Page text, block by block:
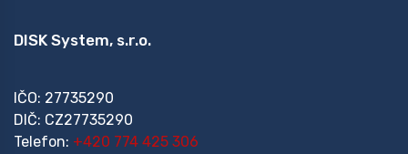
DISK System, s.r.o.
IČO: 27735290
DIČ: CZ27735290
Telefon: +420 774 425 306